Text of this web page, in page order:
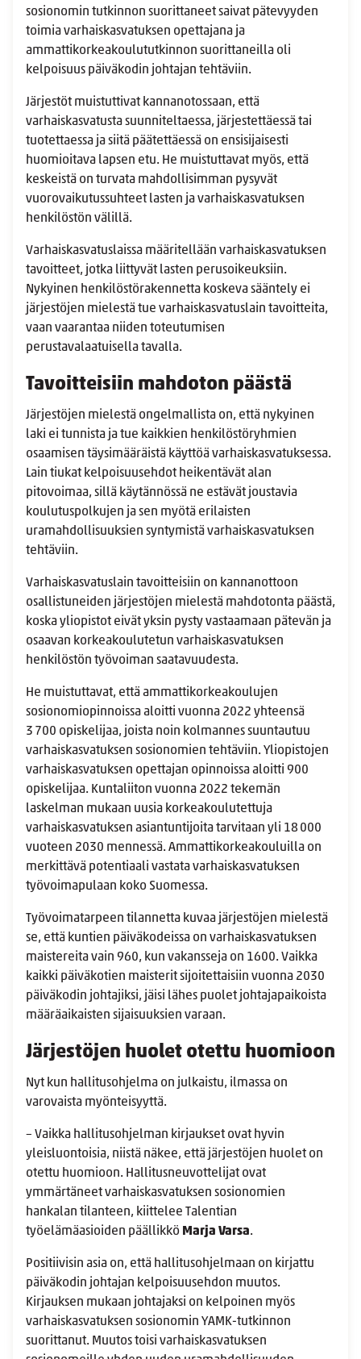
sosionomin tutkinnon suorittaneet saivat pätevyyden
toimia varhaiskasvatuksen opettajana ja
ammattikorkeakoulututkinnon suorittaneilla oli
kelpoisuus päiväkodin johtajan tehtäviin.
Järjestöt muistuttivat kannanotossaan, että
varhaiskasvatusta suunniteltaessa, järjestettäessä tai
tuotettaessa ja siitä päätettäessä on ensisijaisesti
huomioitava lapsen etu. He muistuttavat myös, että
keskeistä on turvata mahdollisimman pysyvät
vuorovaikutussuhteet lasten ja varhaiskasvatuksen
henkilöstön välillä.
Varhaiskasvatuslaissa määritellään varhaiskasvatuksen
tavoitteet, jotka liittyvät lasten perusoikeuksiin.
Nykyinen henkilöstörakennetta koskeva sääntely ei
järjestöjen mielestä tue varhaiskasvatuslain tavoitteita,
vaan vaarantaa niiden toteutumisen
perustavalaatuisella tavalla.
Tavoitteisiin mahdoton päästä
Järjestöjen mielestä ongelmallista on, että nykyinen
laki ei tunnista ja tue kaikkien henkilöstöryhmien
osaamisen täysimääräistä käyttöä varhaiskasvatuksessa.
Lain tiukat kelpoisuusehdot heikentävät alan
pitovoimaa, sillä käytännössä ne estävät joustavia
koulutuspolkujen ja sen myötä erilaisten
uramahdollisuuksien syntymistä varhaiskasvatuksen
tehtäviin.
Varhaiskasvatuslain tavoitteisiin on kannanottoon
osallistuneiden järjestöjen mielestä mahdotonta päästä,
koska yliopistot eivät yksin pysty vastaamaan pätevän ja
osaavan korkeakoulutetun varhaiskasvatuksen
henkilöstön työvoiman saatavuudesta.
He muistuttavat, että ammattikorkeakoulujen
sosionomiopinnoissa aloitti vuonna 2022 yhteensä
3 700 opiskelijaa, joista noin kolmannes suuntautuu
varhaiskasvatuksen sosionomien tehtäviin. Yliopistojen
varhaiskasvatuksen opettajan opinnoissa aloitti 900
opiskelijaa. Kuntaliiton vuonna 2022 tekemän
laskelman mukaan uusia korkeakoulutettuja
varhaiskasvatuksen asiantuntijoita tarvitaan yli 18 000
vuoteen 2030 mennessä. Ammattikorkeakouluilla on
merkittävä potentiaali vastata varhaiskasvatuksen
työvoimapulaan koko Suomessa.
Työvoimatarpeen tilannetta kuvaa järjestöjen mielestä
se, että kuntien päiväkodeissa on varhaiskasvatuksen
maistereita vain 960, kun vakansseja on 1600. Vaikka
kaikki päiväkotien maisterit sijoitettaisiin vuonna 2030
päiväkodin johtajiksi, jäisi lähes puolet johtajapaikoista
määräaikaisten sijaisuuksien varaan.
Järjestöjen huolet otettu huomioon
Nyt kun hallitusohjelma on julkaistu, ilmassa on
varovaista myönteisyyttä.
– Vaikka hallitusohjelman kirjaukset ovat hyvin
yleisluontoisia, niistä näkee, että järjestöjen huolet on
otettu huomioon. Hallitusneuvottelijat ovat
ymmärtäneet varhaiskasvatuksen sosionomien
hankalan tilanteen, kiittelee Talentian
työelämäasioiden päällikkö Marja Varsa.
Positiivisin asia on, että hallitusohjelmaan on kirjattu
päiväkodin johtajan kelpoisuusehdon muutos.
Kirjauksen mukaan johtajaksi on kelpoinen myös
varhaiskasvatuksen sosionomin YAMK-tutkinnon
suorittanut. Muutos toisi varhaiskasvatuksen